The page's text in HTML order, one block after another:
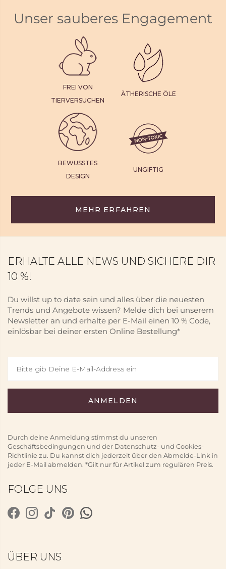
Unser sauberes Engagement
FREI VON
TIERVERSUCHEN
ÄTHERISCHE ÖLE
BEWUSSTES
DESIGN
UNGIFTIG
MEHR ERFAHREN
ERHALTE ALLE NEWS UND SICHERE DIR
10 %!
Du willst up to date sein und alles über die neuesten
Trends und Angebote wissen? Melde dich bei unserem
Newsletter an und erhalte per E-Mail einen 10 % Code,
einlösbar bei deiner ersten Online Bestellung*
Durch deine Anmeldung stimmst du unseren
Geschäftsbedingungen und der Datenschutz- und Cookies-
Richtlinie zu. Du kannst dich jederzeit über den Abmelde-Link in
jeder E-Mail abmelden. *Gilt nur für Artikel zum regulären Preis.
FOLGE UNS
ÜBER UNS